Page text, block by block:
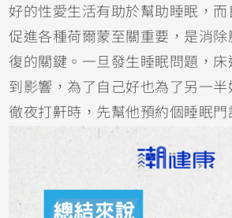
好的性愛生活有助於幫助睡眠，
促進各種荷爾蒙至關重要，是消
復的關鍵。一旦發生睡眠問題，
到影響，為了自己好也為了另一
徹夜打鼾時，先幫他預約個睡眠門